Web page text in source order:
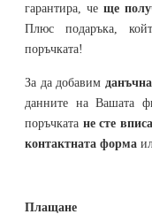
гарантира, че ще
Плюс подаръка,
поръчката!
За да добавим
данните на Вашата
поръчката не сте
контактната форма
Плащане